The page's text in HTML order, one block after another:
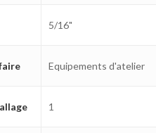
5/16"
Equipements d'atelier
1